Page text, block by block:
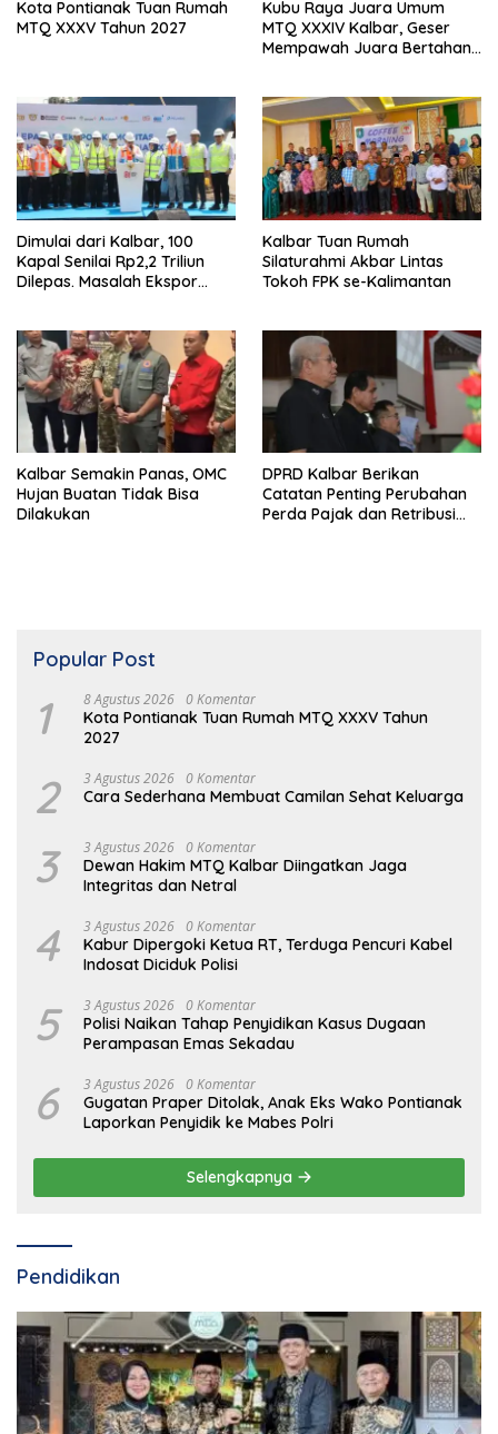
Kota Pontianak Tuan Rumah
MTQ XXXV Tahun 2027
Kubu Raya Juara Umum
MTQ XXXIV Kalbar, Geser
Mempawah Juara Bertahan
Dimulai dari Kalbar, 100
Kapal Senilai Rp2,2 Triliun
Dilepas. Masalah Ekspor
Kalbar Tuan Rumah
Silaturahmi Akbar Lintas
Tokoh FPK se-Kalimantan
Kalbar Semakin Panas, OMC
Hujan Buatan Tidak Bisa
Dilakukan
DPRD Kalbar Berikan
Catatan Penting Perubahan
Perda Pajak dan Retribusi
Popular Post
1 8 Agustus 2026 0 Komentar
Kota Pontianak Tuan Rumah MTQ XXXV Tahun
2027
2 3 Agustus 2026 0 Komentar
Cara Sederhana Membuat Camilan Sehat Keluarga
3 3 Agustus 2026 0 Komentar
Dewan Hakim MTQ Kalbar Diingatkan Jaga
Integritas dan Netral
4 3 Agustus 2026 0 Komentar
Kabur Dipergoki Ketua RT, Terduga Pencuri Kabel
Indosat Diciduk Polisi
5 3 Agustus 2026 0 Komentar
Polisi Naikan Tahap Penyidikan Kasus Dugaan
Perampasan Emas Sekadau
6 3 Agustus 2026 0 Komentar
Gugatan Praper Ditolak, Anak Eks Wako Pontianak
Laporkan Penyidik ke Mabes Polri
Selengkapnya
Pendidikan